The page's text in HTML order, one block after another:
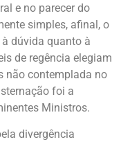
e no parecer do
simples, afinal, o
dúvida quanto à
de regência elegiam
não contemplada no
foi a
Ministros.
divergência